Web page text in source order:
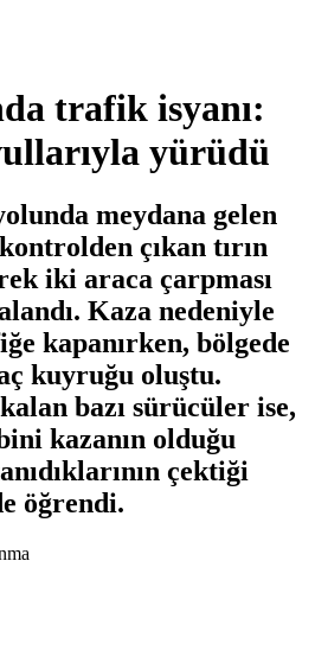
trafik isyanı:
yürüdü
meydana gelen
çıkan tırın
iki araca çarpması
Kaza nedeniyle
kapanırken, bölgede
kuyruğu oluştu.
bazı sürücüler ise,
kazanın olduğu
çektiği
öğrendi.